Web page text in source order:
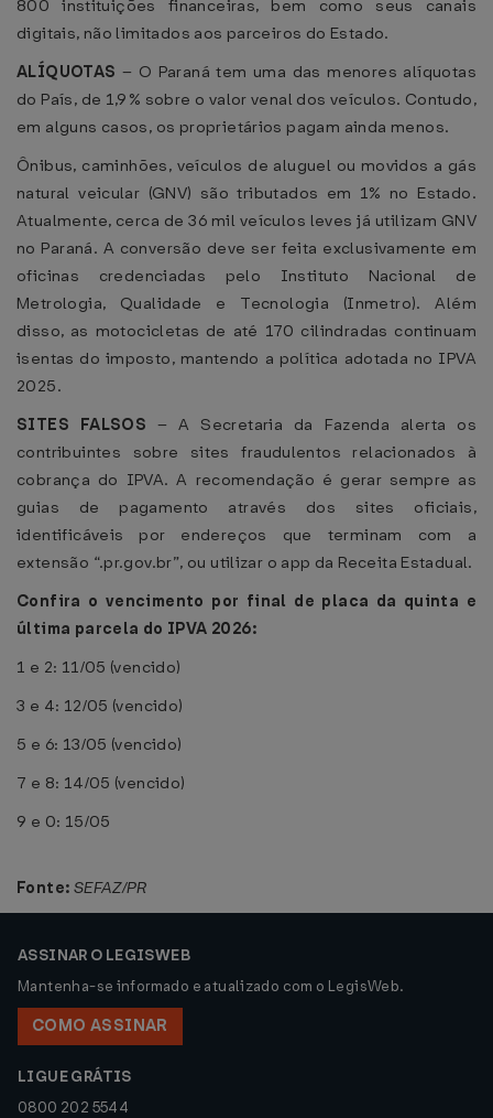
800 instituições financeiras, bem como seus canais
digitais, não limitados aos parceiros do Estado.
ALÍQUOTAS – O Paraná tem uma das menores alíquotas
do País, de 1,9% sobre o valor venal dos veículos. Contudo,
em alguns casos, os proprietários pagam ainda menos.
Ônibus, caminhões, veículos de aluguel ou movidos a gás
natural veicular (GNV) são tributados em 1% no Estado.
Atualmente, cerca de 36 mil veículos leves já utilizam GNV
no Paraná. A conversão deve ser feita exclusivamente em
oficinas credenciadas pelo Instituto Nacional de
Metrologia, Qualidade e Tecnologia (Inmetro). Além
disso, as motocicletas de até 170 cilindradas continuam
isentas do imposto, mantendo a política adotada no IPVA
2025.
SITES FALSOS – A Secretaria da Fazenda alerta os
contribuintes sobre sites fraudulentos relacionados à
cobrança do IPVA. A recomendação é gerar sempre as
guias de pagamento através dos sites oficiais,
identificáveis por endereços que terminam com a
extensão “.pr.gov.br”, ou utilizar o app da Receita Estadual.
Confira o vencimento por final de placa da quinta e
última parcela do IPVA 2026:
1 e 2: 11/05 (vencido)
3 e 4: 12/05 (vencido)
5 e 6: 13/05 (vencido)
7 e 8: 14/05 (vencido)
9 e 0: 15/05
Fonte: SEFAZ/PR
ASSINAR O LEGISWEB
Mantenha-se informado e atualizado com o LegisWeb.
COMO ASSINAR
LIGUE GRÁTIS
0800 202 5544